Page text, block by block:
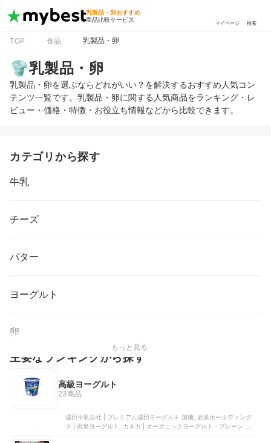
乳製品・卵おすすめ
商品比較サービス
マイページ 検索
TOP 食品 乳製品・卵
乳製品・卵
乳製品・卵を選ぶならどれがいい？を解決するおすすめ人気コン
テンツ一覧です。乳製品・卵に関する人気商品をランキング・レ
ビュー・価格・特徴・お役立ち情報などから比較できます。
カテゴリから探す
牛乳
チーズ
バター
ヨーグルト
卵
もっと見る
主要なランキングから探す
高級ヨーグルト
23商品
湯田牛乳公社 | プレミアム湯田ヨーグルト 加糖, 岩泉ホールディング
ス | 岩泉ヨーグルト, カネカ | オーガニックヨーグルト・プレーン, 地